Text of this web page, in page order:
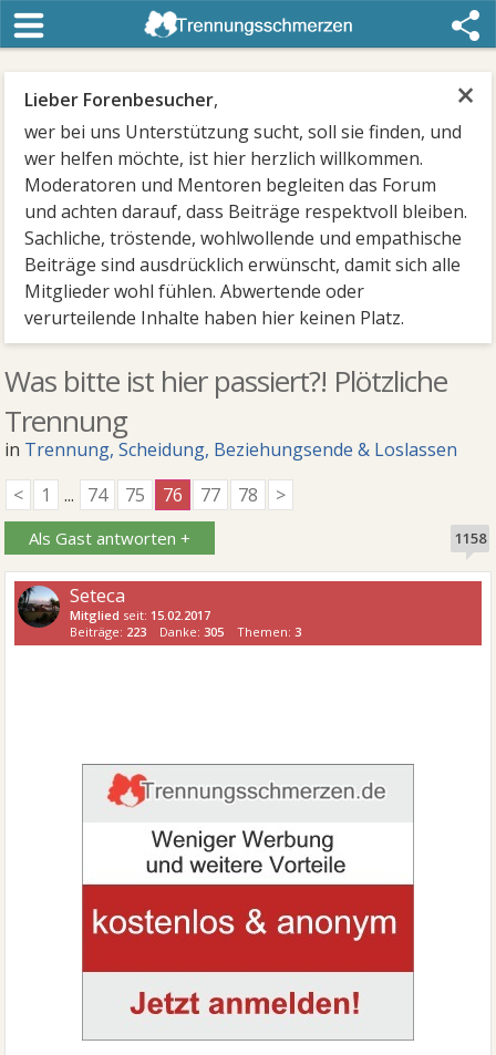
×
Lieber Forenbesucher,
wer bei uns Unterstützung sucht, soll sie finden, und
wer helfen möchte, ist hier herzlich willkommen.
Moderatoren und Mentoren begleiten das Forum
und achten darauf, dass Beiträge respektvoll bleiben.
Sachliche, tröstende, wohlwollende und empathische
Beiträge sind ausdrücklich erwünscht, damit sich alle
Mitglieder wohl fühlen. Abwertende oder
verurteilende Inhalte haben hier keinen Platz.
Was bitte ist hier passiert?! Plötzliche
Trennung
in Trennung, Scheidung, Beziehungsende & Loslassen
<
1 ... 74 75 76 77 78 >
Als Gast antworten + 1158
Seteca
Mitglied seit: 15.02.2017
Beiträge: 223 Danke:305 Themen:3